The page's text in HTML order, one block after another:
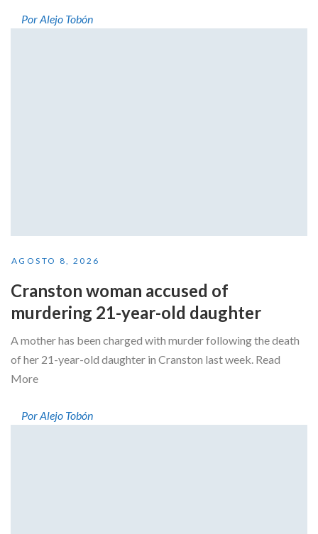
Por Alejo Tobón
AGOSTO 8, 2026
Cranston woman accused of
murdering 21-year-old daughter
A mother has been charged with murder following the death
of her 21-year-old daughter in Cranston last week. Read
More
Por Alejo Tobón